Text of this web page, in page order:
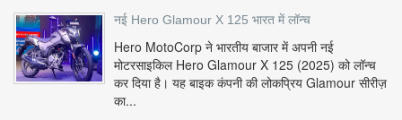
नई Hero Glamour X 125 भारत में लॉन्च
Hero MotoCorp ने भारतीय बाजार में अपनी नई
मोटरसाइकिल Hero Glamour X 125 (2025) को लॉन्च
कर दिया है। यह बाइक कंपनी की लोकप्रिय Glamour सीरीज़
का...